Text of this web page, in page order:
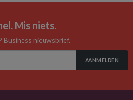
Mis niets.
Business nieuwsbrief.
AANMELDEN